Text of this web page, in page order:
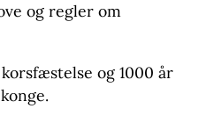
og regler om
og 1000 år